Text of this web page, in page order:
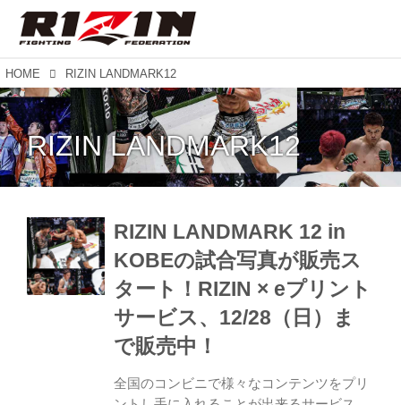
HOME RIZIN LANDMARK12
RIZIN LANDMARK12
RIZIN LANDMARK 12 in
KOBEの試合写真が販売ス
タート！RIZIN × eプリント
サービス、12/28（日）ま
で販売中！
全国のコンビニで様々なコンテンツをプリ